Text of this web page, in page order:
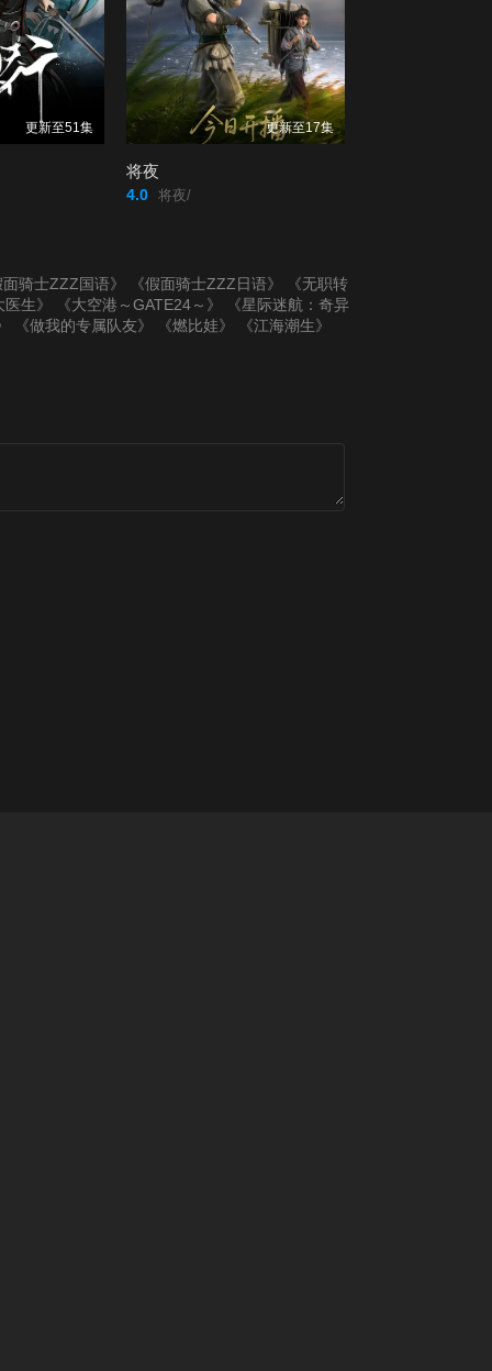
更新至51集 更新至17集
将夜
4.0 将夜/
骑士ZZZ国语》 《假面骑士ZZZ日语》
《无职转
生》
《大空港～GATE24～》
《星际迷航：奇异
《做我的专属队友》 《燃比娃》 《江海潮生》